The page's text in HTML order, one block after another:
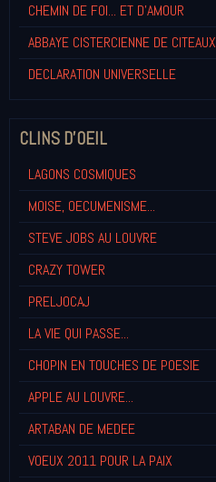
CHEMIN DE FOI... ET D'AMOUR
ABBAYE CISTERCIENNE DE CITEAUX
DECLARATION UNIVERSELLE
CLINS D'OEIL
LAGONS COSMIQUES
MOISE, OECUMENISME...
STEVE JOBS AU LOUVRE
CRAZY TOWER
PRELJOCAJ
LA VIE QUI PASSE...
CHOPIN EN TOUCHES DE POESIE
APPLE AU LOUVRE...
ARTABAN DE MEDEE
VOEUX 2011 POUR LA PAIX